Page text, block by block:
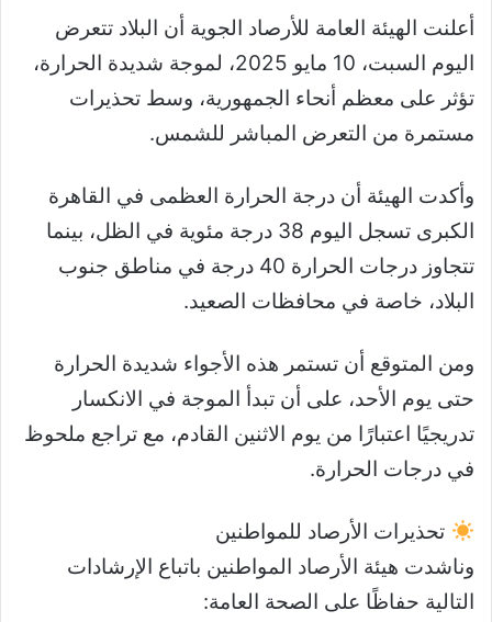
أعلنت الهيئة العامة للأرصاد الجوية أن البلاد تتعرض
اليوم السبت، 10 مايو 2025، لموجة شديدة الحرارة،
تؤثر على معظم أنحاء الجمهورية، وسط تحذيرات
مستمرة من التعرض المباشر للشمس.
وأكدت الهيئة أن درجة الحرارة العظمى في القاهرة
الكبرى تسجل اليوم 38 درجة مئوية في الظل، بينما
تتجاوز درجات الحرارة 40 درجة في مناطق جنوب
البلاد، خاصة في محافظات الصعيد.
ومن المتوقع أن تستمر هذه الأجواء شديدة الحرارة
حتى يوم الأحد، على أن تبدأ الموجة في الانكسار
تدريجيًا اعتبارًا من يوم الاثنين القادم، مع تراجع ملحوظ
في درجات الحرارة.
تحذيرات الأرصاد للمواطنين
وناشدت هيئة الأرصاد المواطنين باتباع الإرشادات
التالية حفاظًا على الصحة العامة: